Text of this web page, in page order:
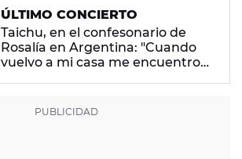
ÚLTIMO CONCIERTO
Taichu, en el confesonario de
Rosalía en Argentina: "Cuando
vuelvo a mi casa me encuentro